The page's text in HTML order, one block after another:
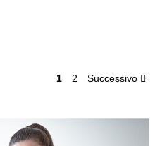
1 2 Successivo